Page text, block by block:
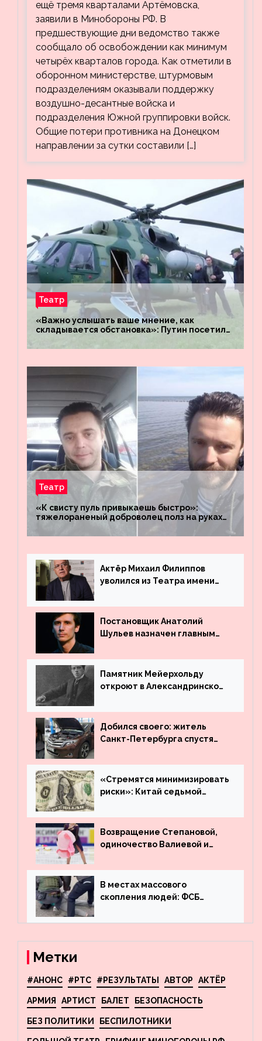
ещё тремя кварталами Артёмовска,
заявили в Минобороны РФ. В
предшествующие дни ведомство также
сообщало об освобождении как минимум
четырёх кварталов города. Как отметили в
оборонном министерстве, штурмовым
подразделениям оказывали поддержку
воздушно-десантные войска и
подразделения Южной группировки войск.
Общие потери противника на Донецком
направлении за сутки составили […]
Театр
«Важно услышать ваше мнение, как
складывается обстановка»: Путин посетил
«Восток»
Театр
«К свисту пуль привыкаешь быстро»:
тяжелораненый доброволец полз на руках
четыре километра через заминированное
поле
Актёр Михаил Филиппов
уволился из Театра имени
Постановщик Анатолий
Шульев назначен главным
Вахтангова
Памятник Мейерхольду
откроют в Александринском
Добился своего: житель
Санкт-Петербурга спустя
угнанную в Казахстан
машину
«Стремятся минимизировать
риски»: Китай седьмой
деньги из американского
госдолга
Возвращение Степановой,
одиночество Валиевой и
что обсуждают в мире
фигурного катания
В местах массового
скопления людей: ФСБ
террористов, планировавших
Метки
#АНОНС #РТС #РЕЗУЛЬТАТЫ АВТОР АКТЁР
АРМИЯ АРТИСТ БАЛЕТ БЕЗОПАСНОСТЬ
БЕЗ ПОЛИТИКИ БЕСПИЛОТНИКИ